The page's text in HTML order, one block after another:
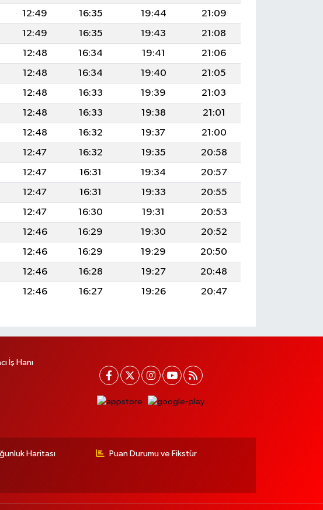
12:49 16:35 19:44
21:09
12:49 16:35 19:43
21:08
12:48 16:34 19:41
21:06
12:48 16:34 19:40
21:05
12:48 16:33 19:39
21:03
12:48 16:33 19:38
21:01
12:48 16:32 19:37
21:00
12:47 16:32 19:35
20:58
12:47 16:31 19:34
20:57
12:47 16:31 19:33
20:55
12:47 16:30 19:31
20:53
12:46 16:29 19:30
20:52
12:46 16:29 19:29
20:50
12:46 16:28 19:27
20:48
12:46 16:27 19:26 20:47
İş Hanı
Haritası Puan Durumu ve Fikstür